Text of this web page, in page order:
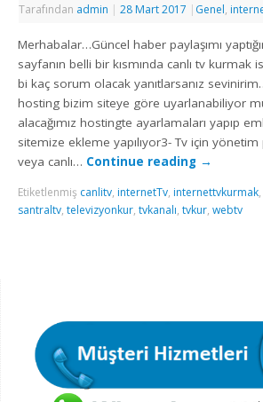
Tarafından admin | 28 Mart 2017 | Genel,
Merhabalar…Güncel haber paylaşımı
sayfanın belli bir kısmında canlı tv
bi kaç sorum olacak yanıtlarsanız
hosting bizim siteye göre uyarlanabiliyor
alacağımız hostingte ayarlamaları yapıp
sitemize ekleme yapılıyor3- Tv için
veya canlı… Continue reading →
Etiketlenmiş canlitv, internetTv, internettvkurmak,
santraltv,televizyonkur,tvkanalı,tvkur,webtv